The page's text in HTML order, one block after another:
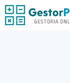
Saltar
al